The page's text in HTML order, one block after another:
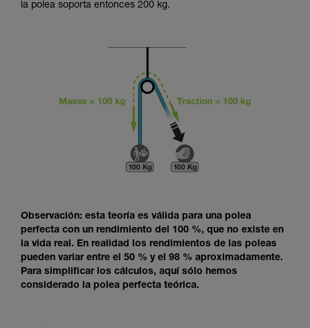
la polea soporta entonces 200 kg.
Observación: esta teoría es válida para una polea
perfecta con un rendimiento del 100 %, que no existe en
la vida real. En realidad los rendimientos de las poleas
pueden variar entre el 50 % y el 98 % aproximadamente.
Para simplificar los cálculos, aquí sólo hemos
considerado la polea perfecta teórica.